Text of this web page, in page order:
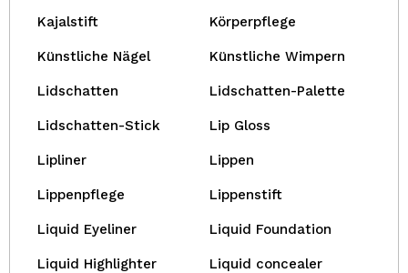
Kajalstift Körperpflege
Künstliche Nägel Künstliche Wimpern
Lidschatten Lidschatten-Palette
Lidschatten-Stick Lip Gloss
Lipliner Lippen
Lippenpflege Lippenstift
Liquid Eyeliner Liquid Foundation
Liquid Highlighter Liquid concealer